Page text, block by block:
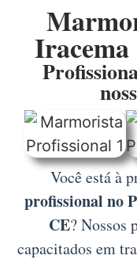
Você está à
profissional no
CE? Nossos
capacitados em